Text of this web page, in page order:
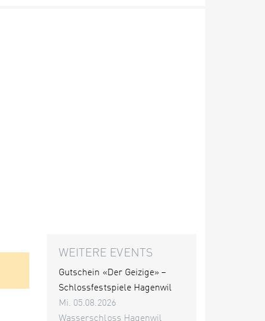
WEITERE EVENTS
Gutschein «Der Geizige» –
Schlossfestspiele Hagenwil
Mi. 05.08.2026
Wasserschloss Hagenwil